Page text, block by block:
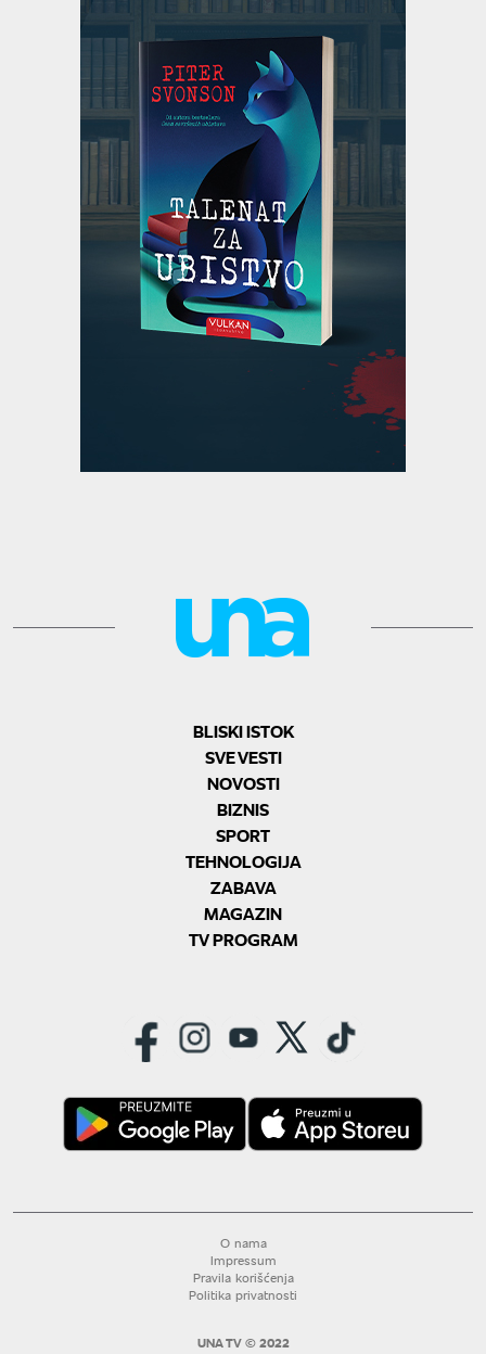
BLISKI ISTOK
SVE VESTI
NOVOSTI
BIZNIS
SPORT
TEHNOLOGIJA
ZABAVA
MAGAZIN
TV PROGRAM
O nama
Impressum
Pravila korišćenja
Politika privatnosti
UNA TV © 2022